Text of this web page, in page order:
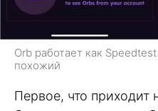
Orb работает как
похожий
Первое, что